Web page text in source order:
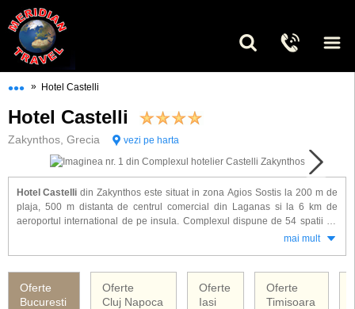
••• » Hotel Castelli
Hotel Castelli
Zakynthos, Grecia vezi pe harta
Hotel Castelli din Zakynthos este situat in zona Agios Sostis la 200 m de
plaja, 500 m distanta de centrul comercial din Laganas si la 6 km de
aeroportul international de pe insula. Complexul dispune de 54 spatii de
cazzare amenajate modern si dotate cu: baie proprie, TV satelit, acces
carte, bar, lobby, acces internet WiFi in zonele publice, piscina exterioara,
pool bar, parcare.
mai mult
Oferte
Bucuresti
Oferte
Cluj Napoca
Oferte
Iasi
Oferte
Timisoara